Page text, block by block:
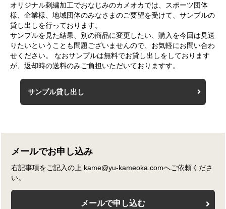
オリジナル刺繍加工でおなじみのカメオカでは、スポーツ団体
様、企業様、地域団体のみなさまのご要望を受けて、サンプルの
貸し出しを行っております。
サンプルを見た結果、別の商品に変更したい、購入を今回は見送
りたいということも問題ございませんので、お気軽にお問い合わ
せください。 なおサンプルは無料でお貸し出しをしております
が、返却時の送料のみご負担いただいておりますす。
サンプル貸し出し
メールでお申し込み
右記事項をご記入の上 kame@yu-kameoka.comへご依頼くださ
い。
メールで申し込む